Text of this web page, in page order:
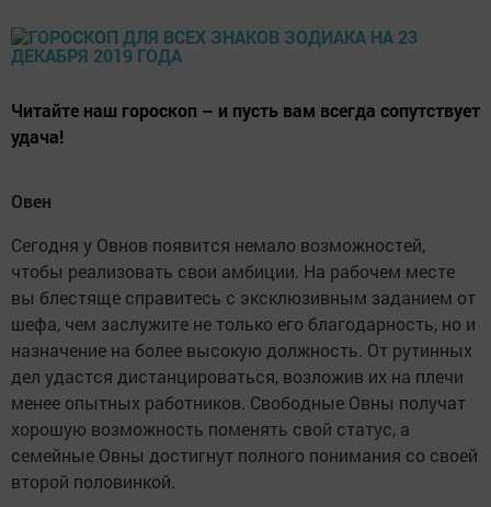
Читайте наш гороскоп – и пусть вам всегда сопутствует
удача!
Овен
Сегодня у Овнов появится немало возможностей,
чтобы реализовать свои амбиции. На рабочем месте
вы блестяще справитесь с эксклюзивным заданием от
шефа, чем заслужите не только его благодарность, но и
назначение на более высокую должность. От рутинных
дел удастся дистанцироваться, возложив их на плечи
менее опытных работников. Свободные Овны получат
хорошую возможность поменять свой статус, а
семейные Овны достигнут полного понимания со своей
второй половинкой.